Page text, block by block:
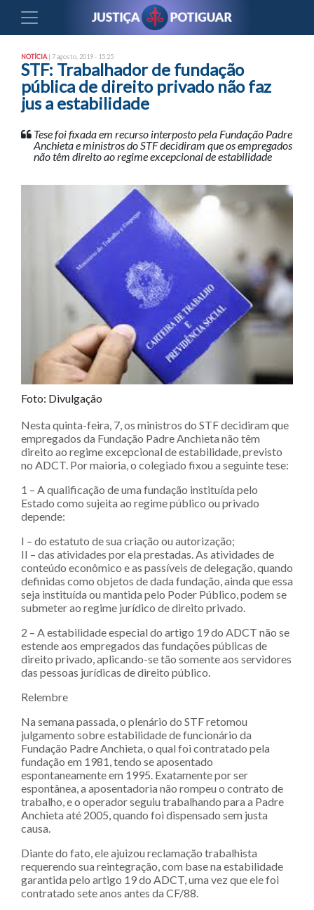
NOTÍCIA | 7 agosto, 2019 - 15:25
STF: Trabalhador de fundação
pública de direito privado não faz
jus a estabilidade
Tese foi fixada em recurso interposto pela Fundação Padre
Anchieta e ministros do STF decidiram que os empregados
não têm direito ao regime excepcional de estabilidade
Foto: Divulgação
Nesta quinta-feira, 7, os ministros do STF decidiram que
empregados da Fundação Padre Anchieta não têm
direito ao regime excepcional de estabilidade, previsto
no ADCT. Por maioria, o colegiado fixou a seguinte tese:
1 – A qualificação de uma fundação instituída pelo
Estado como sujeita ao regime público ou privado
depende:
I – do estatuto de sua criação ou autorização;
II – das atividades por ela prestadas. As atividades de
conteúdo econômico e as passíveis de delegação, quando
definidas como objetos de dada fundação, ainda que essa
seja instituída ou mantida pelo Poder Público, podem se
submeter ao regime jurídico de direito privado.
2 – A estabilidade especial do artigo 19 do ADCT não se
estende aos empregados das fundações públicas de
direito privado, aplicando-se tão somente aos servidores
das pessoas jurídicas de direito público.
Relembre
Na semana passada, o plenário do STF retomou
julgamento sobre estabilidade de funcionário da
Fundação Padre Anchieta, o qual foi contratado pela
fundação em 1981, tendo se aposentado
espontaneamente em 1995. Exatamente por ser
espontânea, a aposentadoria não rompeu o contrato de
trabalho, e o operador seguiu trabalhando para a Padre
Anchieta até 2005, quando foi dispensado sem justa
causa.
Diante do fato, ele ajuizou reclamação trabalhista
requerendo sua reintegração, com base na estabilidade
garantida pelo artigo 19 do ADCT, uma vez que ele foi
contratado sete anos antes da CF/88.